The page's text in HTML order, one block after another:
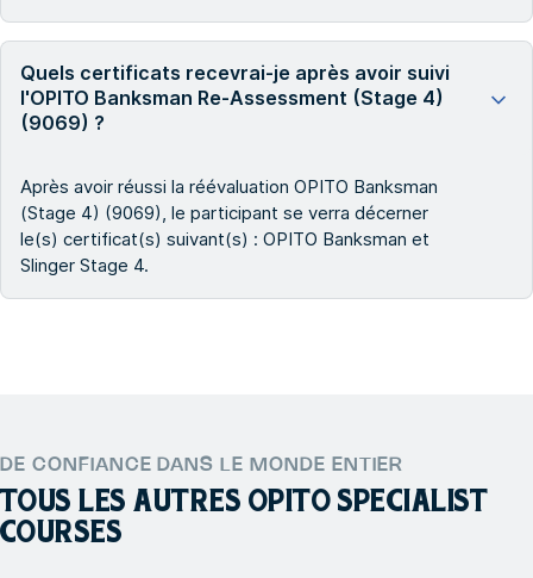
Quels certificats recevrai-je après avoir suivi
l'OPITO Banksman Re-Assessment (Stage 4)
(9069) ?
Après avoir réussi la réévaluation OPITO Banksman
(Stage 4) (9069), le participant se verra décerner
le(s) certificat(s) suivant(s) : OPITO Banksman et
Slinger Stage 4.
DE CONFIANCE DANS LE MONDE ENTIER
TOUS LES AUTRES OPITO SPECIALIST
COURSES